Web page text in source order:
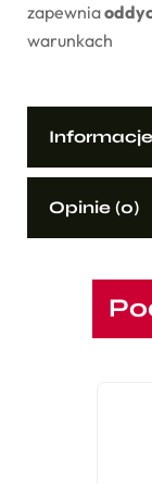
zapewnia
warunkach
Opinie (0)